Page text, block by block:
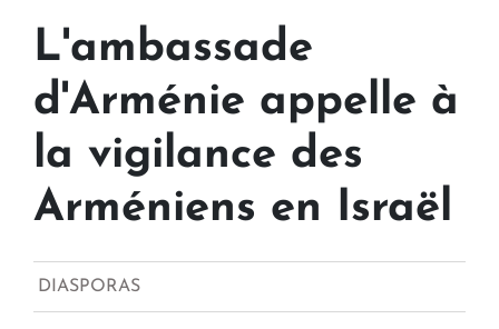
L'ambassade
d'Arménie appelle à
la vigilance des
Arméniens en Israël
DIASPORAS